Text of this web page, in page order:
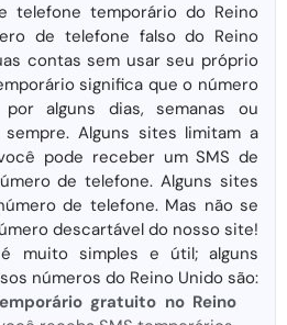
telefone temporário do Reino
de telefone falso do Reino
contas sem usar seu próprio
significa que o número
alguns dias, semanas ou
Alguns sites limitam a
pode receber um SMS de
de telefone. Alguns sites
de telefone. Mas não se
descartável do nosso site!
muito simples e útil; alguns
números do Reino Unido são:
gratuito no Reino